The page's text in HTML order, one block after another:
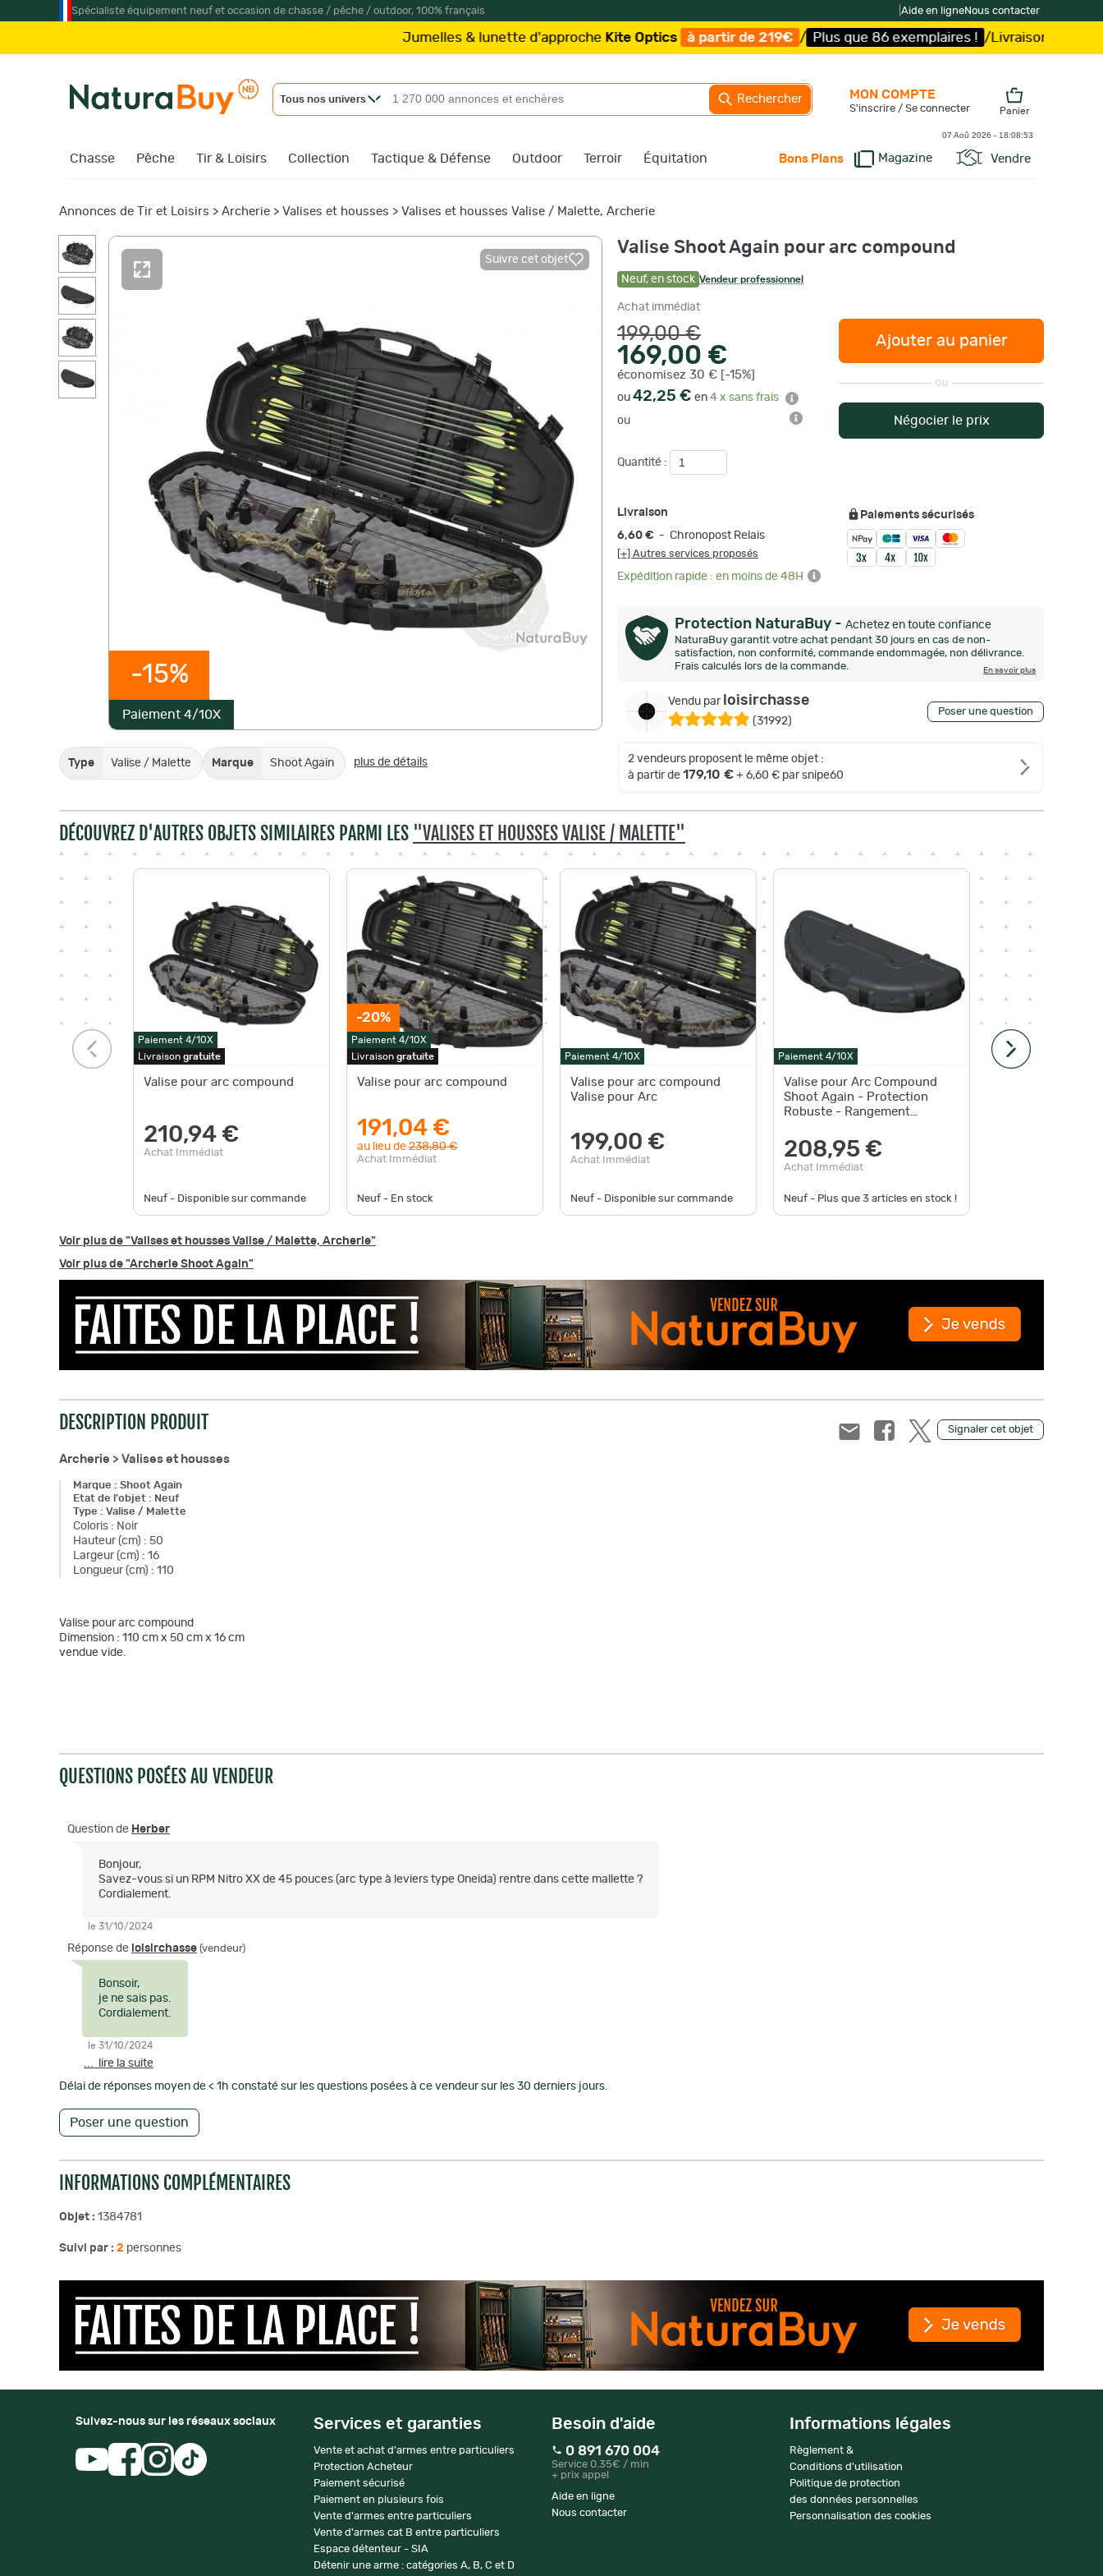
Spécialiste équipement neuf et occasion de chasse / pêche / outdoor, 100% français Aide en ligneNous contacter
Jumelles & lunette d'approche Kite Optics à partir de 219€ / Plus que 86 exemplaires ! /Livraison offerte et
Tous nos univers Rechercher
Chasse Pêche Tir & Loisirs Collection Tactique & Défense Outdoor Terroir Équitation Bons Plans Magazine Vendre
MON COMPTE
S'inscrire / Se connecter Panier
07 Aoû 2026 - 18:08:54
Annonces de Tir et Loisirs > Archerie > Valises et housses > Valises et housses Valise / Malette, Archerie
-15%
Paiement 4/10X
Suivre cet objet
Type Valise / Malette Marque Shoot Again plus de détails
Valise Shoot Again pour arc compound
Neuf, en stock Vendeur professionnel
Achat immédiat
199,00 €
169,00 €
économisez 30 € [-15%]
ou 42,25 € en 4 x sans frais
ou
Quantité :
Ajouter au panier
ou
Négocier le prix
Livraison
6,60 € - Chronopost Relais
[+] Autres services proposés
Expédition rapide : en moins de 48H
Paiements sécurisés
Protection NaturaBuy - Achetez en toute confiance
NaturaBuy garantit votre achat pendant 30 jours en cas de non-
satisfaction, non conformité, commande endommagée, non délivrance.
Frais calculés lors de la commande.
En savoir plus
Vendu par loisirchasse
(31992)
Poser une question
2 vendeurs proposent le même objet :
à partir de 179,10 € + 6,60 € par snipe60
DÉCOUVREZ D'AUTRES OBJETS SIMILAIRES PARMI LES "VALISES ET HOUSSES VALISE / MALETTE"
Paiement 4/10X
Livraison gratuite
Valise pour arc compound
210,94 €
Achat Immédiat
Neuf - Disponible sur commande
-20%
Paiement 4/10X
Livraison gratuite
Valise pour arc compound
191,04 €
au lieu de 238,80 €
Achat Immédiat
Neuf - En stock
Paiement 4/10X
Valise pour arc compound
Valise pour Arc
199,00 €
Achat Immédiat
Neuf - Disponible sur commande
Paiement 4/10X
Valise pour Arc Compound
Shoot Again - Protection
Robuste - Rangement
208,95 €
Achat Immédiat
Neuf - Plus que 3 articles en stock !
Voir plus de "Valises et housses Valise / Malette, Archerie"
Voir plus de "Archerie Shoot Again"
Signaler cet objet
DESCRIPTION PRODUIT
Archerie > Valises et housses
Marque : Shoot Again
Etat de l'objet : Neuf
Type : Valise / Malette
Coloris : Noir
Hauteur (cm) : 50
Largeur (cm) : 16
Longueur (cm) : 110
Valise pour arc compound
Dimension : 110 cm x 50 cm x 16 cm
vendue vide.
QUESTIONS POSÉES AU VENDEUR
Question de Herber
Bonjour,
Savez-vous si un RPM Nitro XX de 45 pouces (arc type à leviers type Oneida) rentre dans cette mallette ?
Cordialement.
le 31/10/2024
Réponse de loisirchasse (vendeur)
Bonsoir,
je ne sais pas.
Cordialement.
le 31/10/2024
... lire la suite
Délai de réponses moyen de < 1h constaté sur les questions posées à ce vendeur sur les 30 derniers jours.
Poser une question
INFORMATIONS COMPLÉMENTAIRES
Objet : 1384781
Suivi par : 2 personnes
Suivez-nous sur les réseaux sociaux Services et garanties
Vente et achat d'armes entre particuliers
Protection Acheteur
Paiement sécurisé
Paiement en plusieurs fois
Vente d'armes entre particuliers
Vente d'armes cat B entre particuliers
Espace détenteur - SIA
Détenir une arme : catégories A, B, C et D
Besoin d'aide
0 891 670 004
Service 0.35€ / min
+ prix appel
Aide en ligne
Nous contacter
Informations légales
Règlement &
Conditions d'utilisation
Politique de protection
des données personnelles
Personnalisation des cookies